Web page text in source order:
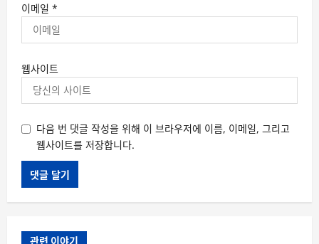
이메일 *
웹사이트
다음 번 댓글 작성을 위해 이 브라우저에 이름, 이메일, 그리고
웹사이트를 저장합니다.
관련 이야기